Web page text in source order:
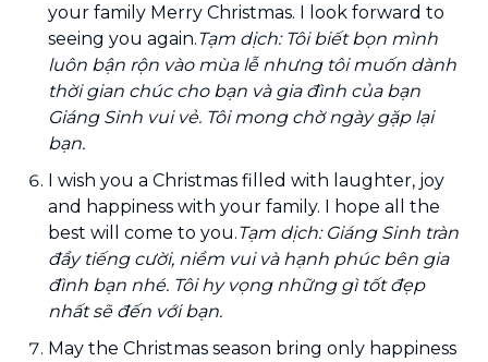
your family Merry Christmas. I look forward to
seeing you again.Tạm dịch: Tôi biết bọn mình
luôn bận rộn vào mùa lễ nhưng tôi muốn dành
thời gian chúc cho bạn và gia đình của bạn
Giáng Sinh vui vẻ. Tôi mong chờ ngày gặp lại
bạn.
I wish you a Christmas filled with laughter, joy
and happiness with your family. I hope all the
best will come to you.Tạm dịch: Giáng Sinh tràn
đầy tiếng cười, niềm vui và hạnh phúc bên gia
đình bạn nhé. Tôi hy vọng những gì tốt đẹp
nhất sẽ đến với bạn.
May the Christmas season bring only happiness